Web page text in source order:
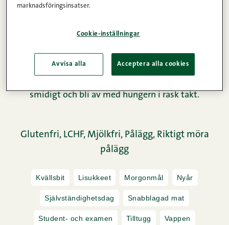
Mättande och proteinrikt, en portion som
smidigt och bli av med hungern i rask takt.
Glutenfri, LCHF, Mjölkfri, Pålägg, Riktigt möra
pålägg
Kvällsbit Lisukkeet Morgonmål Nyår
Självständighetsdag Snabblagad mat
Student- och examen Tilltugg Vappen
marknadsföringsinsatser.
Cookie-inställningar
Avvisa alla Acceptera alla cookies